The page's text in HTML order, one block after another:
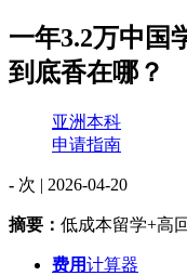
一年3.2万中国
到底香在哪？
亚洲本科
申请指南
- 次 | 2026-04-20
摘要： 低成本留学+高
费用计算器